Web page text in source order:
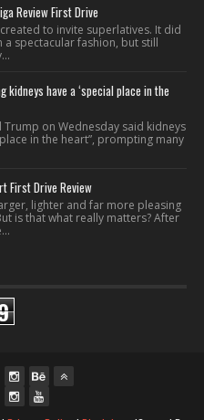
Review First Drive
to invite superlatives. It did
a spectacular fashion, but still
kidneys have a ‘special place in the
Trump on Wednesday said kidneys
in the heart”, prompting many
First Drive Review
lighter and far more pleasing
is that what really matters? After
ins you